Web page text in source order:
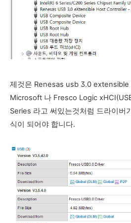
제것은 Renesas usb 3.0
Microsoft 나 Fresco Logic
Series 라고 써있는것처럼 드라이버
식이 되어야 합니다.